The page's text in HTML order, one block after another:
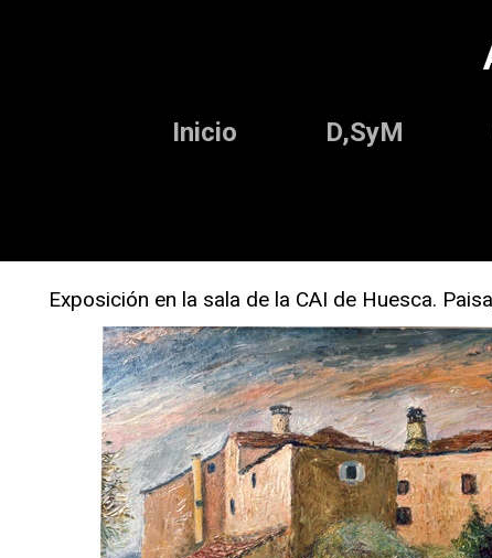
Inicio D,SyM
Exposición en la sala de la CAI de Huesca.